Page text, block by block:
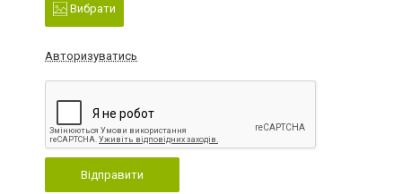
Вибрати
Авторизуватись
Відправити